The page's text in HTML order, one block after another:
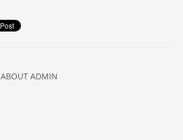
ABOUT ADMIN